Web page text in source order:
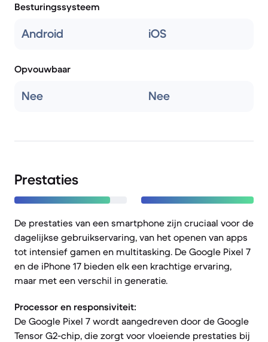
Besturingssysteem
Android iOS
Opvouwbaar
Nee Nee
Prestaties
De prestaties van een smartphone zijn cruciaal voor de
dagelijkse gebruikservaring, van het openen van apps
tot intensief gamen en multitasking. De Google Pixel 7
en de iPhone 17 bieden elk een krachtige ervaring,
maar met een verschil in generatie.
Processor en responsiviteit:
De Google Pixel 7 wordt aangedreven door de Google
Tensor G2-chip, die zorgt voor vloeiende prestaties bij